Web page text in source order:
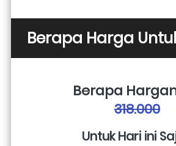
Berapa Harga
Berapa
318.000
Untuk Hari ini